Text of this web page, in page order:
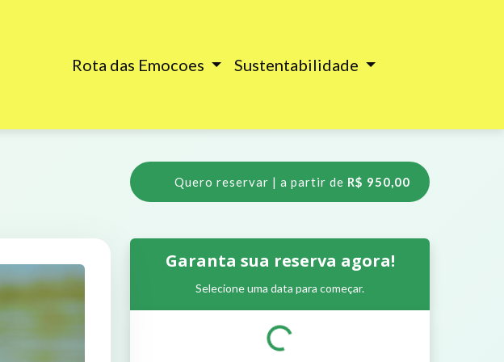
Rota das Emocoes Sustentabilidade
Quero reservar | a partir de R$ 950,00
Garanta sua reserva agora!
Selecione uma data para começar.